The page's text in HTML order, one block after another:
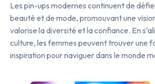
Les pin-ups modernes continuent de
beauté et de mode, promouvant une
valorise la diversité et la confiance. En
culture, les femmes peuvent trouver une
inspiration pour naviguer dans le monde